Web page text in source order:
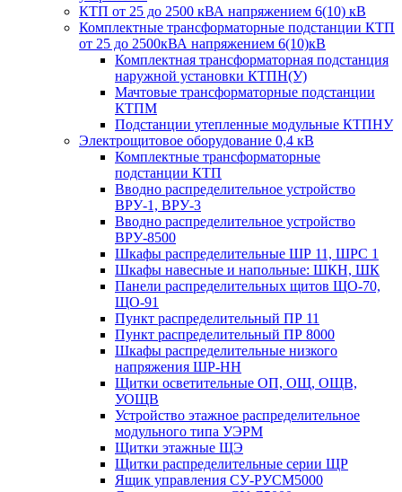
КТП от 25 до 2500 кВА напряжением 6(10) кВ
Комплектные трансформаторные подстанции КТП
от 25 до 2500кВА напряжением 6(10)кВ
Комплектная трансформаторная подстанция
наружной установки КТПН(У)
Мачтовые трансформаторные подстанции
КТПМ
Подстанции утепленные модульные КТПНУ
Электрощитовое оборудование 0,4 кВ
Комплектные трансформаторные
подстанции КТП
Вводно распределительное устройство
ВРУ-1, ВРУ-3
Вводно распределительное устройство
ВРУ-8500
Шкафы распределительные ШР 11, ШРС 1
Шкафы навесные и напольные: ШКН, ШК
Панели распределительных щитов ЩО-70,
ЩО-91
Пункт распределительный ПР 11
Пункт распределительный ПР 8000
Шкафы распределительные низкого
напряжения ШР-НН
Щитки осветительные ОП, ОЩ, ОЩВ,
УОЩВ
Устройство этажное распределительное
модульного типа УЭРМ
Щитки этажные ЩЭ
Щитки распределительные серии ЩР
Ящик управления СУ-РУСМ5000